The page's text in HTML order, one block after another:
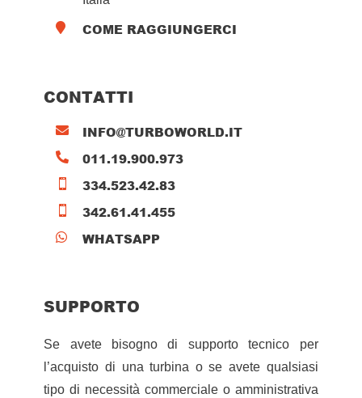
 COME RAGGIUNGERCI
CONTATTI
 INFO@TURBOWORLD.IT
 011.19.900.973
 334.523.42.83
 342.61.41.455
 WHATSAPP
SUPPORTO
Se avete bisogno di supporto tecnico per
l’acquisto di una turbina o se avete qualsiasi
tipo di necessità commerciale o amministrativa